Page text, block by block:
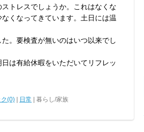
トレスでしょうか。これはなくな
くなってきています。土日には温
。要検査が無いのはいつ以来でし
は有給休暇をいただいてリフレッ
ク(0) 日常 | 暮らし/家族